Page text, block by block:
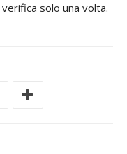
solo una volta.